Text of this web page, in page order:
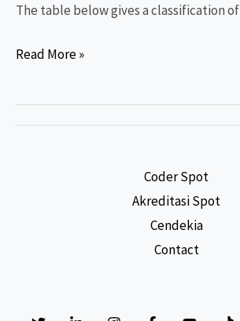
The table below gives a classification of
Mengenal
Visual
Acuity
Read More »
Coder Spot
Akreditasi Spot
Cendekia
Contact